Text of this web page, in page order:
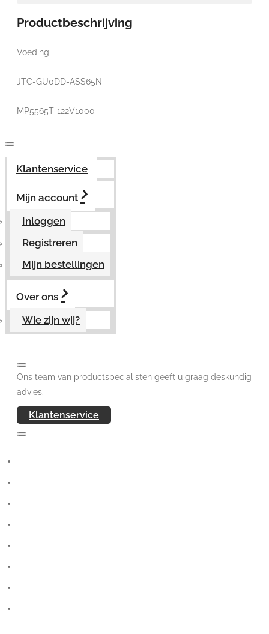
Productbeschrijving
Voeding
JTC-GU0DD-ASS65N
MP5565T-122V1000
Klantenservice
Mijn account
Inloggen
Registreren
Mijn bestellingen
Over ons
Wie zijn wij?
Ons team van productspecialisten geeft u graag deskundig
advies.
Klantenservice